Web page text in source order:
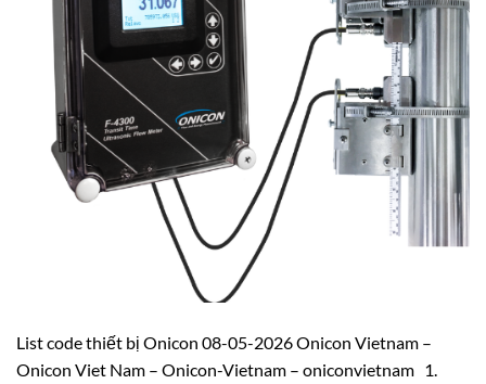
List code thiết bị Onicon 08-05-2026 Onicon Vietnam –
Onicon Viet Nam – Onicon-Vietnam – oniconvietnam 1.